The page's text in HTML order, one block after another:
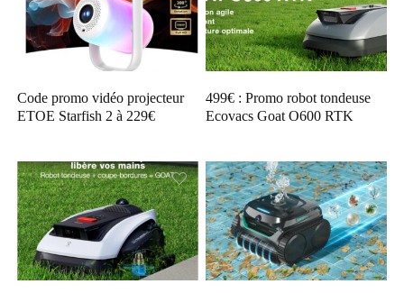
Code promo vidéo projecteur
ETOE Starfish 2 à 229€
499€ : Promo robot tondeuse
Ecovacs Goat O600 RTK